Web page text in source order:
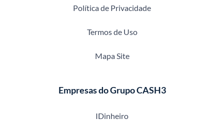
Política de Privacidade
Termos de Uso
Mapa Site
Empresas do Grupo CASH3
IDinheiro